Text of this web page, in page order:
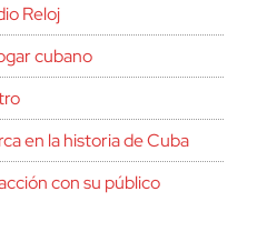
Reloj
cubano
en la historia de Cuba
con su público